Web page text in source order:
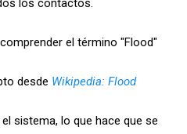
el término "Flood"
desde Wikipedia: Flood
sistema, lo que hace que se